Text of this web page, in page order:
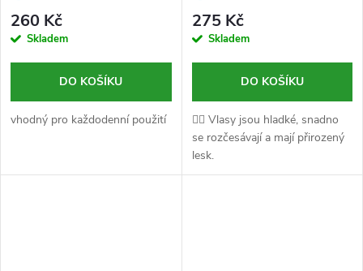
ml
260 Kč
Skladem
DO KOŠÍKU
vhodný pro každodenní použití
275 Kč
Skladem
DO KOŠÍKU
💆‍♀️ Vlasy jsou hladké, snadno
se rozčesávají a mají přirozený
lesk.